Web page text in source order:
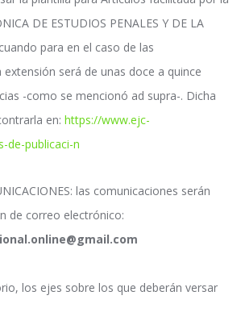
DE ESTUDIOS PENALES Y DE LA
para en el caso de las
será de unas doce a quince
-como se mencionó ad supra-. Dicha
en:https://www.ejc-
de-publicaci-n
las comunicaciones serán
de correo electrónico:
los ejes sobre los que deberán versar